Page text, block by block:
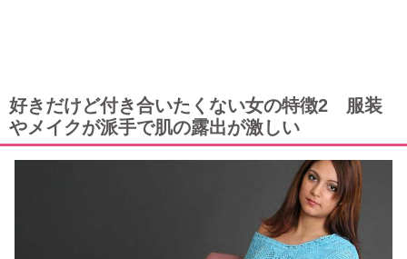
好きだけど付き合いたくない女の特徴2 服装
やメイクが派手で肌の露出が激しい